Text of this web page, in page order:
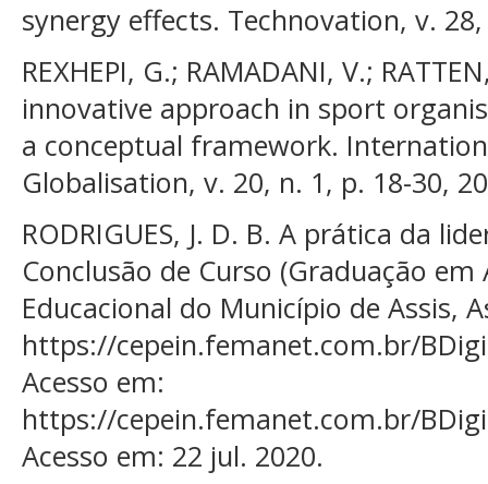
synergy effects. Technovation, v.
REXHEPI, G.; RAMADANI, V.;
innovative approach in sport
a conceptual framework.
Globalisation, v. 20, n. 1, p. 18-30,
RODRIGUES, J. D. B. A prática da
Conclusão de Curso (Graduação
Educacional do Município de Assis,
https://cepein.femanet.com.br/
Acesso em:
https://cepein.femanet.com.br/
Acesso em: 22 jul. 2020.